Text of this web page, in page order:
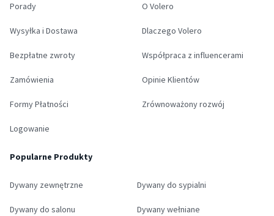
Porady
Wysyłka i Dostawa
Bezpłatne zwroty
Zamówienia
Formy Płatności
Logowanie
O Volero
Dlaczego Volero
Współpraca z influencerami
Opinie Klientów
Zrównoważony rozwój
Popularne Produkty
Dywany zewnętrzne Dywany do sypialni
Dywany do salonu Dywany wełniane